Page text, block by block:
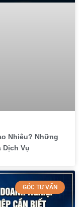
Nhiêu? Những
Dịch Vụ
GÓC TƯ VẤN